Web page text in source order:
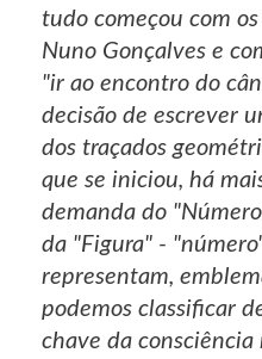
tudo começou com
Nuno Gonçalves e
"ir ao encontro do
decisão de escrever
dos traçados
que se iniciou, há
demanda do
da "Figura" -
representam,
podemos classificar
chave da consciência